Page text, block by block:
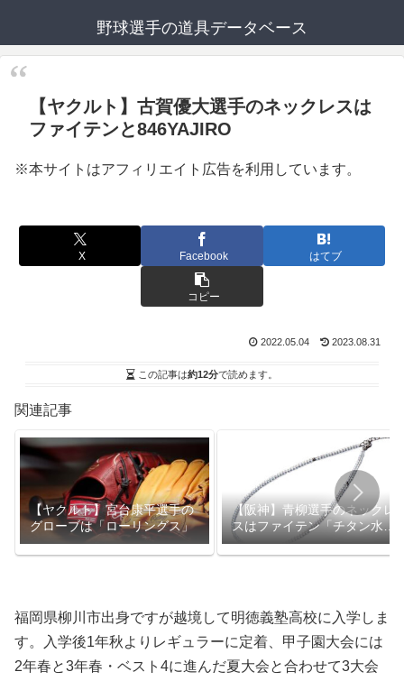
野球選手の道具データベース
【ヤクルト】古賀優大選手のネックレスは
ファイテンと846YAJIRO
※本サイトはアフィリエイト広告を利用しています。
X Facebook はてブ
コピー
2022.05.04 2023.08.31
この記事は約12分で読めます。
関連記事
【ヤクルト】宮台康平選手の
グローブは「ローリングス」
【阪神】青柳選手のネックレ
スはファイテン「チタン水晶
ネックレス」
福岡県柳川市出身ですが越境して明徳義塾高校に入学しま
す。入学後1年秋よりレギュラーに定着、甲子園大会には
2年春と3年春・ベスト4に進んだ夏大会と合わせて3大会